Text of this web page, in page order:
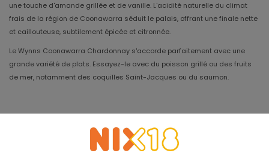
une touche d'amande grillée et de vanille. L'acidité naturelle du climat
frais de la région de Coonawarra séduit le palais, offrant une finale nette
et caillouteuse, subtilement épicée et citronnée.
Le Wynns Coonawarra Chardonnay s'accorde parfaitement avec une
grande variété de plats. Essayez-le avec du poisson grillé ou des fruits
de mer, notamment des coquilles Saint-Jacques ou du saumon.